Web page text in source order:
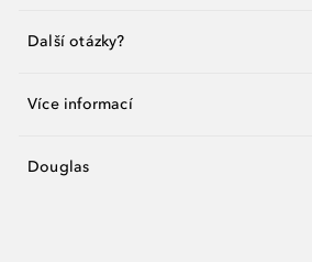
Další otázky?
Více informací
Douglas